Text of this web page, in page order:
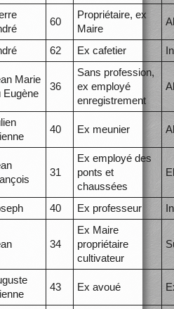
60
Propriétaire, ex
Maire
62 Ex cafetier
Marie
Eugène
36
Sans profession,
ex employé
enregistrement
40 Ex meunier
31
Ex employé des
ponts et
chaussées
40 Ex professeur
34
Ex Maire
propriétaire
cultivateur
43 Ex avoué